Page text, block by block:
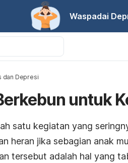
Waspadai
dan Depresi
untuk
satu kegiatan yang
heran jika sebagian anak
tersebut adalah hal yang